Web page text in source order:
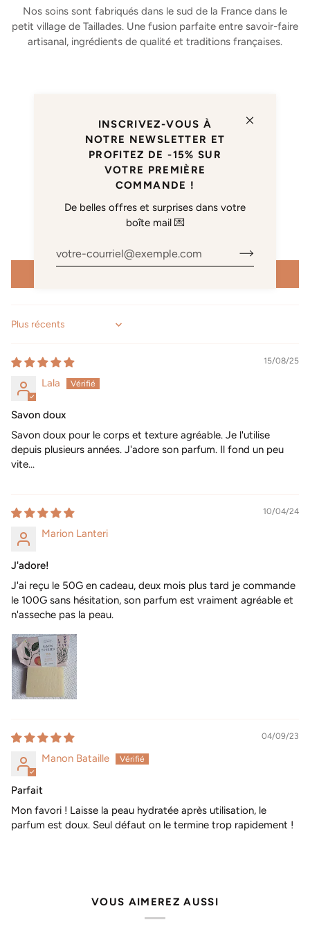
INSCRIVEZ-VOUS À
NOTRE NEWSLETTER ET
PROFITEZ DE -15% SUR
VOTRE PREMIÈRE
COMMANDE !
De belles offres et surprises dans votre
boîte mail 💌
Nos soins sont fabriqués dans le sud de la France dans le
petit village de Taillades. Une fusion parfaite entre savoir-faire
artisanal, ingrédients de qualité et traditions françaises.
5.00 sur 5
Basé sur 3 avis
0
Sort by
15/08/25
Lala
Savon doux
Savon doux pour le corps et texture agréable. Je l'utilise
depuis plusieurs années. J'adore son parfum. Il fond un peu
vite...
10/04/24
Marion Lanteri
J'adore!
J'ai reçu le 50G en cadeau, deux mois plus tard je commande
le 100G sans hésitation, son parfum est vraiment agréable et
n'asseche pas la peau.
04/09/23
Manon Bataille
Parfait
Mon favori ! Laisse la peau hydratée après utilisation, le
parfum est doux. Seul défaut on le termine trop rapidement !
VOUS AIMEREZ AUSSI